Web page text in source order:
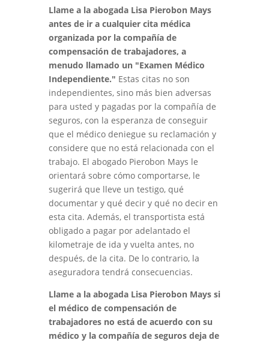
Llame a la abogada Lisa Pierobon Mays
antes de ir a cualquier cita médica
organizada por la compañía de
compensación de trabajadores, a
menudo llamado un "Examen Médico
Independiente." Estas citas no son
independientes, sino más bien adversas
para usted y pagadas por la compañía de
seguros, con la esperanza de conseguir
que el médico deniegue su reclamación y
considere que no está relacionada con el
trabajo. El abogado Pierobon Mays le
orientará sobre cómo comportarse, le
sugerirá que lleve un testigo, qué
documentar y qué decir y qué no decir en
esta cita. Además, el transportista está
obligado a pagar por adelantado el
kilometraje de ida y vuelta antes, no
después, de la cita. De lo contrario, la
aseguradora tendrá consecuencias.
Llame a la abogada Lisa Pierobon Mays si
el médico de compensación de
trabajadores no está de acuerdo con su
médico y la compañía de seguros deja de